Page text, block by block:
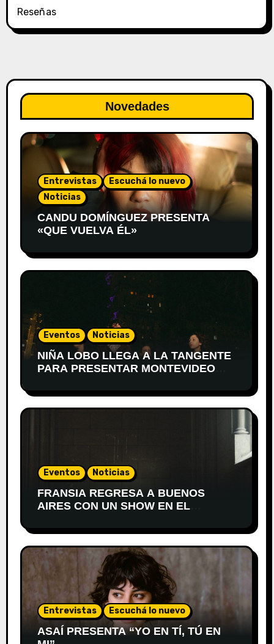
Reseñas
Novedades
Entrevistas
Escuchá lo nuevo
Noticias
CANDU DOMÍNGUEZ PRESENTA
«QUE VUELVA ÉL»
Eventos Noticias
NIÑA LOBO LLEGA A LA TANGENTE
PARA PRESENTAR MONTEVIDEO
Eventos Noticias
FRANSIA REGRESA A BUENOS
AIRES CON UN SHOW EN EL
Entrevistas Escuchá lo nuevo
ASAÍ PRESENTA “YO EN TÍ, TÚ EN